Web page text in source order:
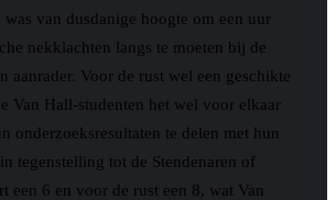
was van dusdanige hoogte om een uur
nekklachten langs te moeten bij de
aanrader. Voor de rust wel een geschikte
Van Hall-studenten het wel voor elkaar
onderzoeksresultaten te delen met hun
tegenstelling tot de Stendenaren of
een 6 en voor de rust een 8, wat Van